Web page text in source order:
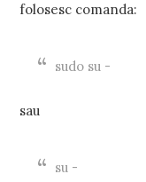
folosesc comanda:
sudo su -
sau
su -